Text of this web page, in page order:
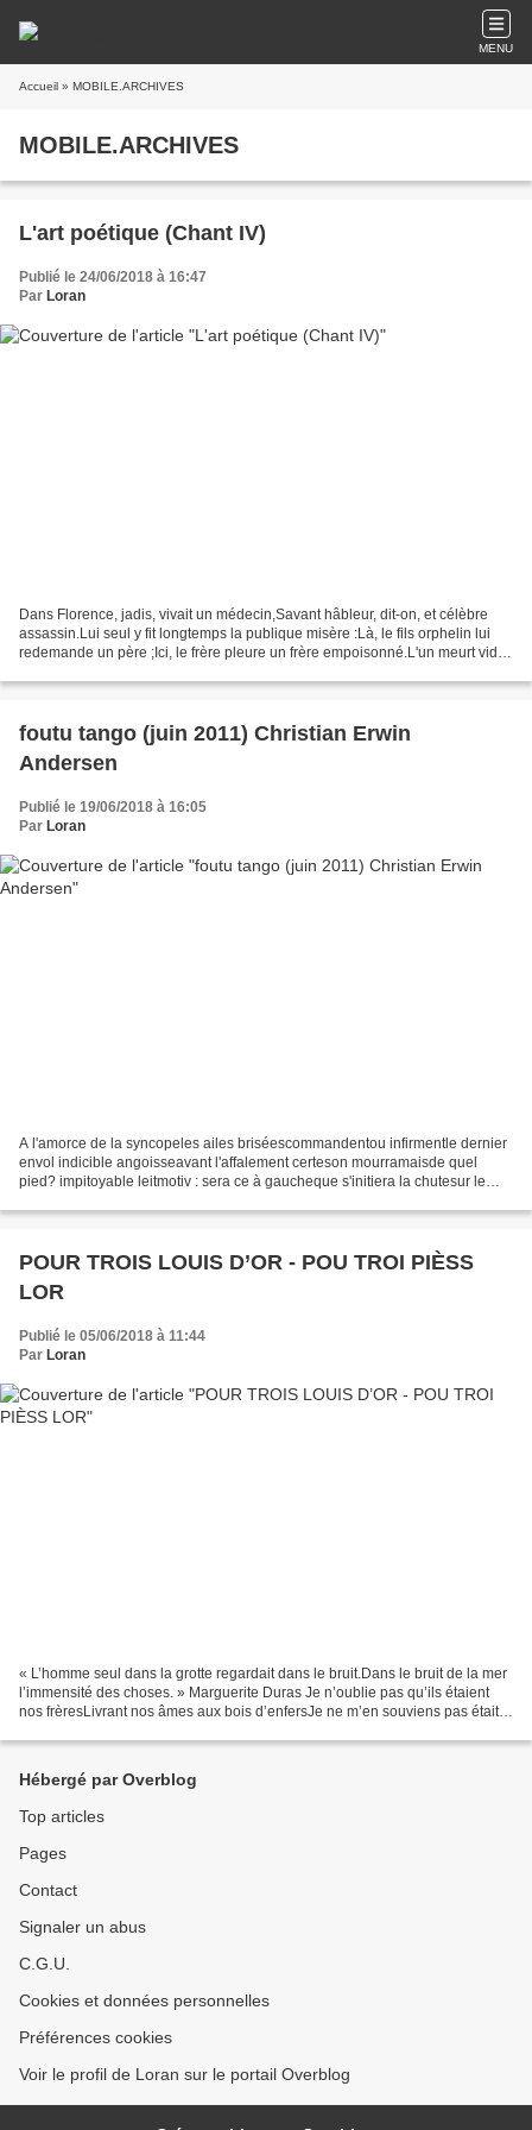
MENU
Accueil » MOBILE.ARCHIVES
MOBILE.ARCHIVES
L'art poétique (Chant IV)
Publié le 24/06/2018 à 16:47
Par Loran
Dans Florence, jadis, vivait un médecin,Savant hâbleur, dit-on, et célèbre
assassin.Lui seul y fit longtemps la publique misère :Là, le fils orphelin lui
redemande un père ;Ici, le frère pleure un frère empoisonné.L'un meurt vide
foutu tango (juin 2011) Christian Erwin
Andersen
Publié le 19/06/2018 à 16:05
Par Loran
A l'amorce de la syncopeles ailes briséescommandentou infirmentle dernier
envol indicible angoisseavant l'affalement certeson mourramaisde quel
pied? impitoyable leitmotiv : sera ce à gaucheque s'initiera la chutesur le
POUR TROIS LOUIS D’OR - POU TROI PIÈSS
LOR
Publié le 05/06/2018 à 11:44
Par Loran
« L’homme seul dans la grotte regardait dans le bruit.Dans le bruit de la mer
l’immensité des choses. » Marguerite Duras Je n’oublie pas qu’ils étaient
nos frèresLivrant nos âmes aux bois d’enfersJe ne m’en souviens pas était-
Hébergé par Overblog
Top articles
Pages
Contact
Signaler un abus
C.G.U.
Cookies et données personnelles
Préférences cookies
Voir le profil de Loran sur le portail Overblog